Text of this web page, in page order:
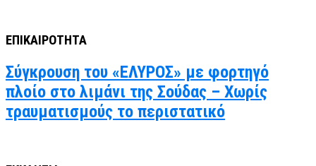
ΕΠΙΚΑΙΡΟΤΗΤΑ
Σύγκρουση του «ΕΛΥΡΟΣ» με φορτηγό
πλοίο στο λιμάνι της Σούδας – Χωρίς
τραυματισμούς το περιστατικό